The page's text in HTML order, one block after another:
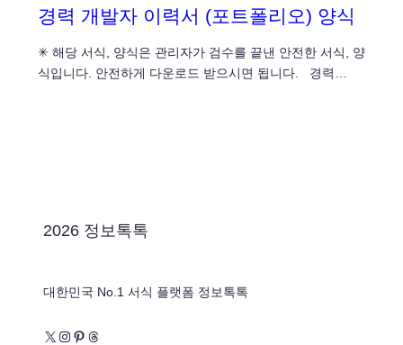
경력 개발자 이력서 (포트폴리오) 양식
✳ 해당 서식, 양식은 관리자가 검수를 끝낸 안전한 서식, 양
식입니다. 안전하게 다운로드 받으시면 됩니다. 경력…
2026 정보톡톡
대한민국 No.1 서식 플랫폼 정보톡톡
X Instagram Pinterest Threads